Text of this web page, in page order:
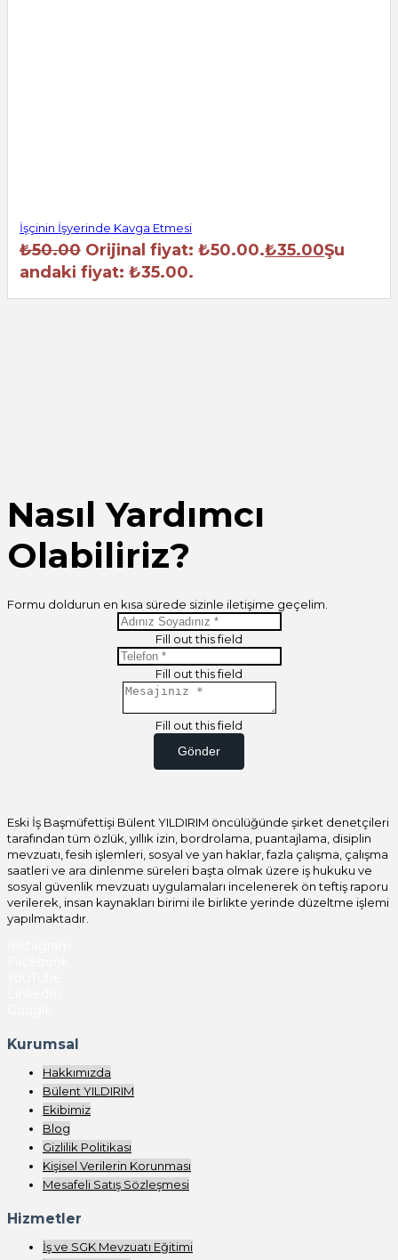
İşçinin İşyerinde Kavga Etmesi
₺50.00 Orijinal fiyat: ₺50.00.₺35.00Şu
andaki fiyat: ₺35.00.
Nasıl Yardımcı
Olabiliriz?
Formu doldurun en kısa sürede sizinle iletişime geçelim.
Fill out this field
Fill out this field
Fill out this field
Gönder
Eski İş Başmüfettişi Bülent YILDIRIM öncülüğünde şirket denetçileri
tarafından tüm özlük, yıllık izin, bordrolama, puantajlama, disiplin
mevzuatı, fesih işlemleri, sosyal ve yan haklar, fazla çalışma, çalışma
saatleri ve ara dinlenme süreleri başta olmak üzere iş hukuku ve
sosyal güvenlik mevzuatı uygulamaları incelenerek ön teftiş raporu
verilerek, insan kaynakları birimi ile birlikte yerinde düzeltme işlemi
yapılmaktadır.
Kurumsal
Hakkımızda
Bülent YILDIRIM
Ekibimiz
Blog
Gizlilik Politikası
Kişisel Verilerin Korunması
Mesafeli Satış Sözleşmesi
Hizmetler
İş ve SGK Mevzuatı Eğitimi